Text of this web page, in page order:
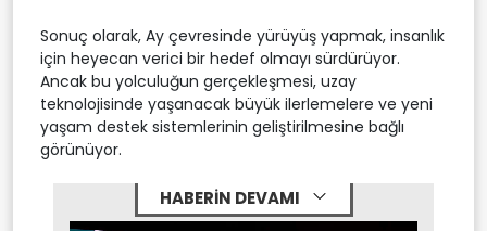
Sonuç olarak, Ay çevresinde yürüyüş yapmak, insanlık
için heyecan verici bir hedef olmayı sürdürüyor.
Ancak bu yolculuğun gerçekleşmesi, uzay
teknolojisinde yaşanacak büyük ilerlemelere ve yeni
yaşam destek sistemlerinin geliştirilmesine bağlı
görünüyor.
HABERİN DEVAMI